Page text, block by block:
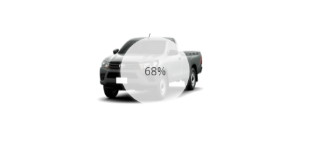
74%